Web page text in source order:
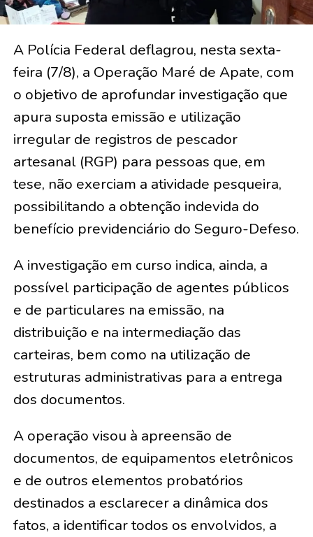
A Polícia Federal deflagrou, nesta sexta-
feira (7/8), a Operação Maré de Apate, com
o objetivo de aprofundar investigação que
apura suposta emissão e utilização
irregular de registros de pescador
artesanal (RGP) para pessoas que, em
tese, não exerciam a atividade pesqueira,
possibilitando a obtenção indevida do
benefício previdenciário do Seguro-Defeso.
A investigação em curso indica, ainda, a
possível participação de agentes públicos
e de particulares na emissão, na
distribuição e na intermediação das
carteiras, bem como na utilização de
estruturas administrativas para a entrega
dos documentos.
A operação visou à apreensão de
documentos, de equipamentos eletrônicos
e de outros elementos probatórios
destinados a esclarecer a dinâmica dos
fatos, a identificar todos os envolvidos, a